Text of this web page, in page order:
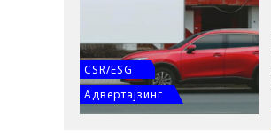
CSR/ESG
Адвертајзинг